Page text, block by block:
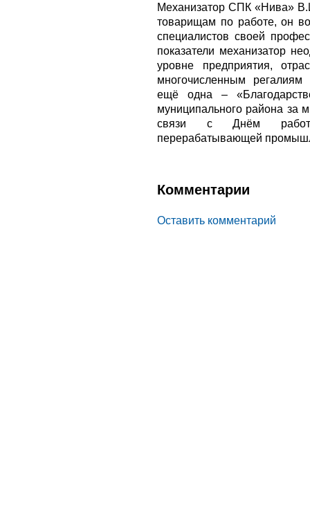
Механизатор СПК «Нива»
товарищам по работе, он
специалистов своей
показатели механизатор
уровне предприятия,
многочисленным
ещё одна –
муниципального района за
связи с Днём
перерабатывающей
Комментарии
Оставить комментарий